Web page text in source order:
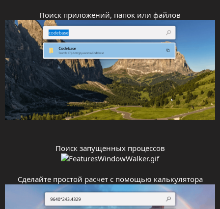
Поиск приложений, папок или файлов
Поиск запущенных процессов
Сделайте простой расчет с помощью калькулятора